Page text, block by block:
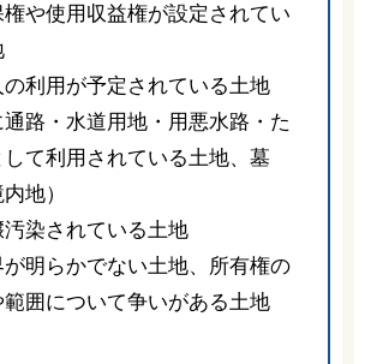
や使用収益権が設定されてい
利用が予定されている土地
通路・水道用地・用悪水路・た
て利用されている土地、墓
地）
染されている土地
明らかでない土地、所有権の
囲について争いがある土地